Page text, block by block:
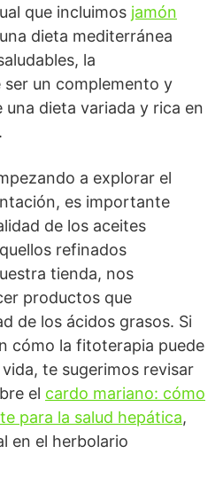
que incluimos jamón
dieta mediterránea
la
un complemento y
dieta variada y rica en
a explorar el
es importante
de los aceites
refinados
tienda, nos
productos que
de los ácidos grasos. Si
cómo la fitoterapia puede
te sugerimos revisar
el cardo mariano: cómo
para la salud hepática,
en el herbolario